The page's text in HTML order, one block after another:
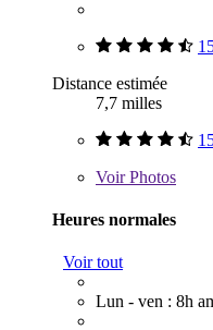
Distance estimée
7,7 milles
VoirPhotos
Heures normales
Voir tout
Lun - ven : 8h